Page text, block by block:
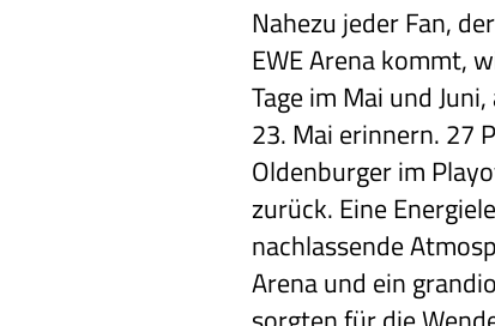
Nahezu jeder Fan,
EWE Arena kommt,
Tage im Mai und
23. Mai erinnern. 27
Oldenburger im
zurück. Eine
nachlassende
Arena und ein